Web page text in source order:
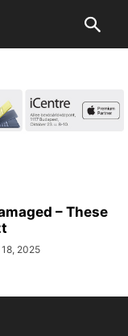
– These
2025